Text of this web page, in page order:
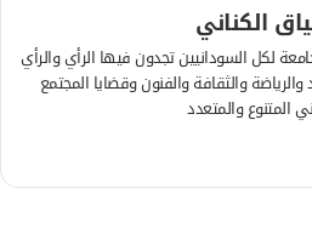
الكناني
لكل السودانيين تجدون فيها الرأي والرأي
والرياضة والثقافة والفنون وقضايا المجتمع
المتنوع والمتعدد
م